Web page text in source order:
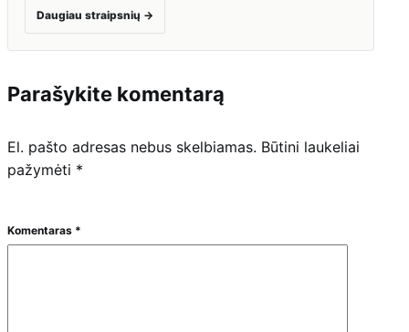
Daugiau straipsnių →
Parašykite komentarą
El. pašto adresas nebus skelbiamas. Būtini laukeliai
pažymėti *
Komentaras *